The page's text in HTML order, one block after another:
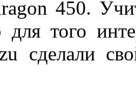
450.
для того
сделали